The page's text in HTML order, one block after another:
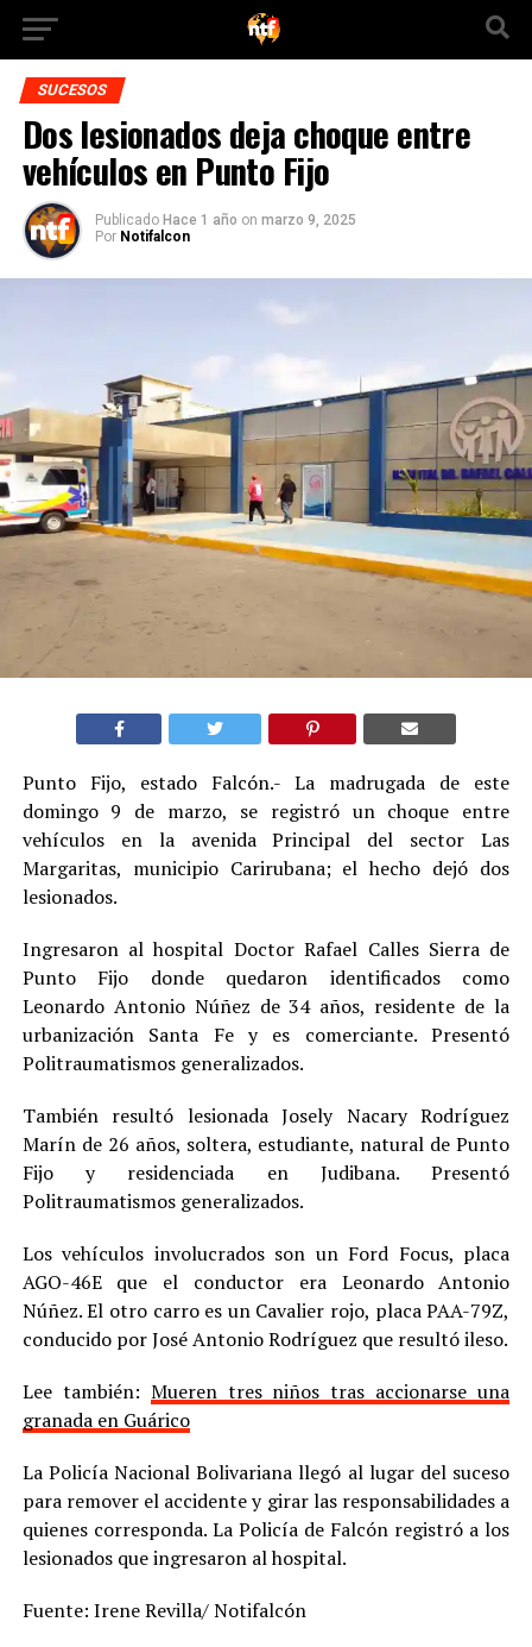
SUCESOS
Dos lesionados deja choque entre
vehículos en Punto Fijo
Publicado Hace 1 año on marzo 9, 2025
Por Notifalcon
Punto Fijo, estado Falcón.- La madrugada de este
domingo 9 de marzo, se registró un choque entre
vehículos en la avenida Principal del sector Las
Margaritas, municipio Carirubana; el hecho dejó dos
lesionados.
Ingresaron al hospital Doctor Rafael Calles Sierra de
Punto Fijo donde quedaron identificados como
Leonardo Antonio Núñez de 34 años, residente de la
urbanización Santa Fe y es comerciante. Presentó
Politraumatismos generalizados.
También resultó lesionada Josely Nacary Rodríguez
Marín de 26 años, soltera, estudiante, natural de Punto
Fijo y residenciada en Judibana. Presentó
Politraumatismos generalizados.
Los vehículos involucrados son un Ford Focus, placa
AGO-46E que el conductor era Leonardo Antonio
Núñez. El otro carro es un Cavalier rojo, placa PAA-79Z,
conducido por José Antonio Rodríguez que resultó ileso.
Lee también: Mueren tres niños tras accionarse una
granada en Guárico
La Policía Nacional Bolivariana llegó al lugar del suceso
para remover el accidente y girar las responsabilidades a
quienes corresponda. La Policía de Falcón registró a los
lesionados que ingresaron al hospital.
Fuente: Irene Revilla/ Notifalcón